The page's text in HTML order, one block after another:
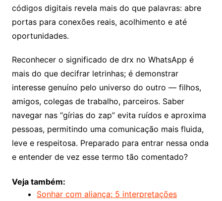
códigos digitais revela mais do que palavras: abre
portas para conexões reais, acolhimento e até
oportunidades.
Reconhecer o significado de drx no WhatsApp é
mais do que decifrar letrinhas; é demonstrar
interesse genuíno pelo universo do outro — filhos,
amigos, colegas de trabalho, parceiros. Saber
navegar nas “gírias do zap” evita ruídos e aproxima
pessoas, permitindo uma comunicação mais fluida,
leve e respeitosa. Preparado para entrar nessa onda
e entender de vez esse termo tão comentado?
Veja também:
Sonhar com aliança: 5 interpretações